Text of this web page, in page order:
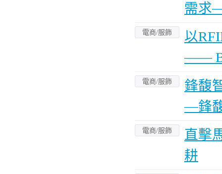
需求
電商/服飾
以
——
電商/服飾
鋒馥
—鋒
電商/服飾
直擊
耕